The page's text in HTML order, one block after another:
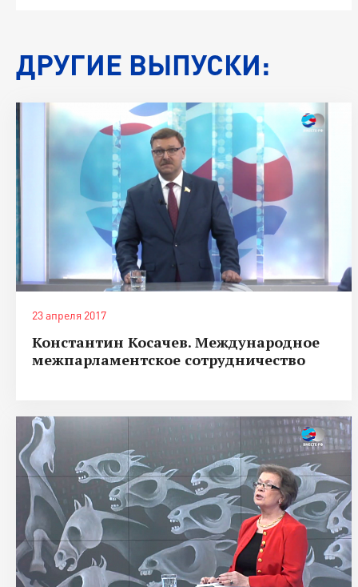
ДРУГИЕ ВЫПУСКИ:
23 апреля 2017
Константин Косачев. Международное
межпарламентское сотрудничество